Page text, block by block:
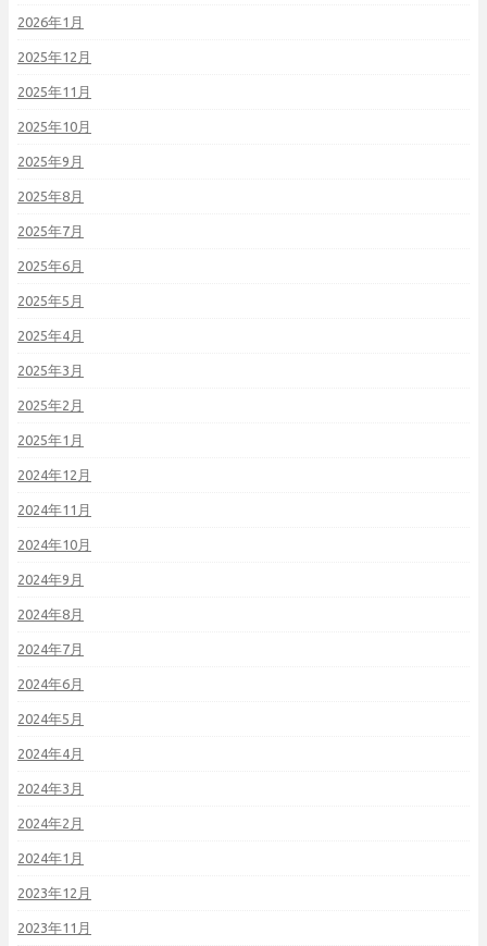
2026年1月
2025年12月
2025年11月
2025年10月
2025年9月
2025年8月
2025年7月
2025年6月
2025年5月
2025年4月
2025年3月
2025年2月
2025年1月
2024年12月
2024年11月
2024年10月
2024年9月
2024年8月
2024年7月
2024年6月
2024年5月
2024年4月
2024年3月
2024年2月
2024年1月
2023年12月
2023年11月